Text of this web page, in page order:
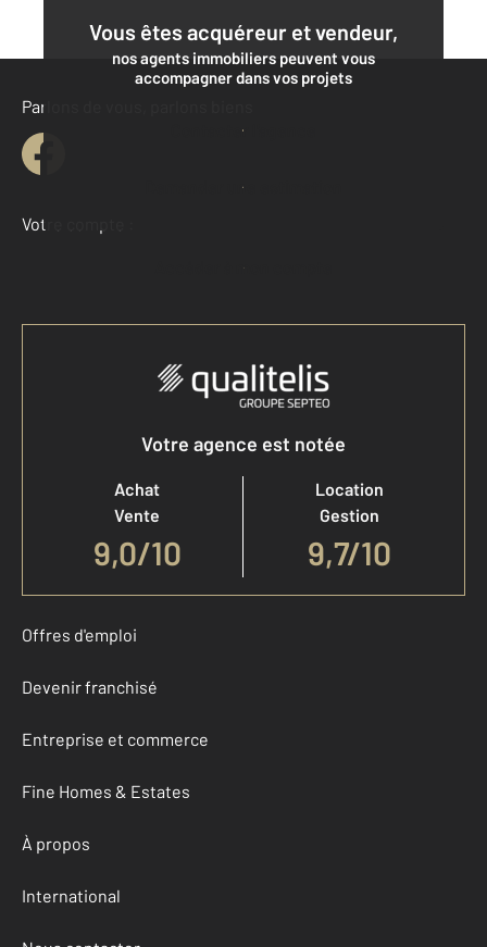
Vous êtes acquéreur et vendeur,
nos agents immobiliers peuvent vous
accompagner dans vos projets
Contacter l'agence
Demander une estimation
Parlons de vous, parlons biens
Votre compte :
Accéder à mon compte
Votre agence est notée
Achat
Vente
9,0/10
Location
Gestion
9,7/10
Offres d'emploi
Devenir franchisé
Entreprise et commerce
Fine Homes & Estates
À propos
International